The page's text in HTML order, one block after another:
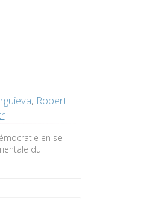
, Robert
en se
du